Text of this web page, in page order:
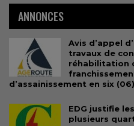
ANNONCES
Avis d’appel
travaux de
réhabilitation
d’assainissement en six
EDG justifie
plusieurs